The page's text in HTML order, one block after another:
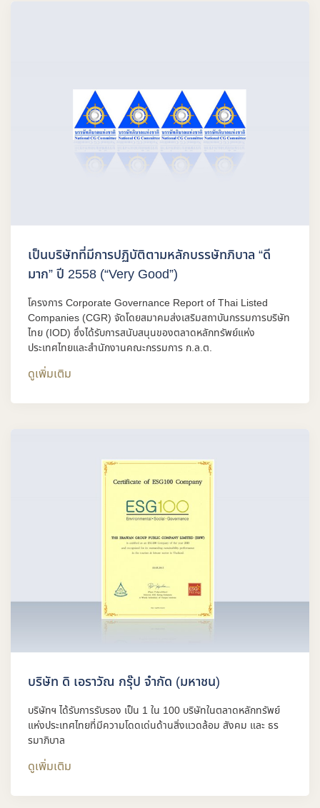
เป็นบริษัทที่มีการปฏิบัติตามหลักบรรษัทภิบาล “ดี
มาก” ปี 2558 (“Very Good”)
โครงการ Corporate Governance Report of Thai Listed
Companies (CGR) จัดโดยสมาคมส่งเสริมสถาบันกรรมการบริษัท
ไทย (IOD) ซึ่งได้รับการสนับสนุนของตลาดหลักทรัพย์แห่ง
ประเทศไทยและสำนักงานคณะกรรมการ ก.ล.ต.
ดูเพิ่มเติม
บริษัท ดิ เอราวัณ กรุ๊ป จำกัด (มหาชน)
บริษัทฯ ได้รับการรับรอง เป็น 1 ใน 100 บริษัทในตลาดหลักทรัพย์
แห่งประเทศไทยที่มีความโดดเด่นด้านสิ่งแวดล้อม สังคม และ ธร
รมาภิบาล
ดูเพิ่มเติม